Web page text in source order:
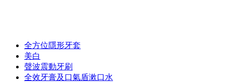
全方位隱形牙套
美白
聲波震動牙刷
全效牙膏及口氣盾漱口水